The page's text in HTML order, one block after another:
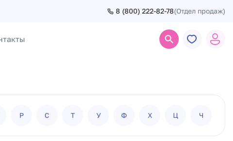
8 (800) 222-82-78(Отдел продаж)
Р С Т У Ф Х Ц Ч